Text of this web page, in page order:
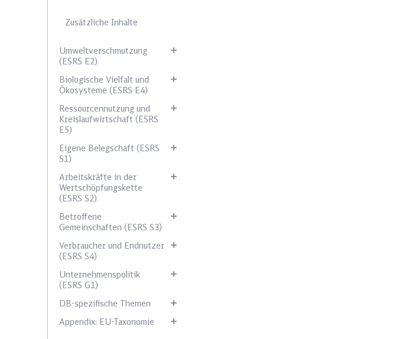
Zusätzliche Inhalte
Umweltverschmutzung
(ESRS E2)
Biologische Vielfalt und
Ökosysteme (ESRS E4)
Ressourcennutzung und
Kreislaufwirtschaft (ESRS
E5)
Eigene Belegschaft (ESRS
S1)
Arbeitskräfte in der
Wertschöpfungskette
(ESRS S2)
Betroffene
Gemeinschaften (ESRS S3)
Verbraucher und Endnutzer
(ESRS S4)
Unternehmenspolitik
(ESRS G1)
DB-spezifische Themen
Appendix: EU-Taxonomie